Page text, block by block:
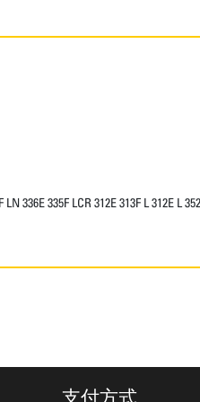
336E 335F LCR 312E 313F L 312E L